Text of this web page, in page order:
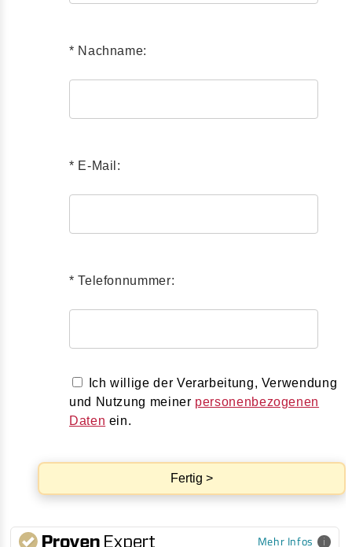
* Nachname:
* E-Mail:
* Telefonnummer:
Ich willige der Verarbeitung, Verwendung
und Nutzung meiner personenbezogenen
Daten ein.
Fertig >
Mehr Infos